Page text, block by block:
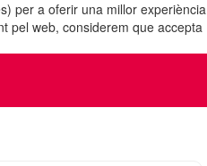
per a oferir una millor experiència
pel web, considerem que accepta